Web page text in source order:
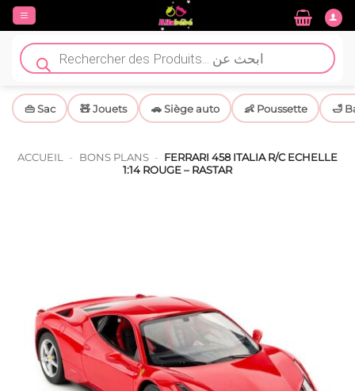
Passer
contenu
Recherche
de
produits
👜 Sac 🧸 Jouets 🚗 Siège auto 👶 Poussette 🛁
ACCUEIL - BONS PLANS - FERRARI 458 ITALIA R/C ECHELLE
1:14 ROUGE – RASTAR